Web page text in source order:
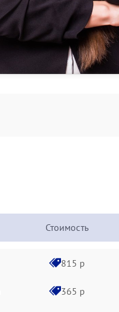
Стоимость
815 р
365 р